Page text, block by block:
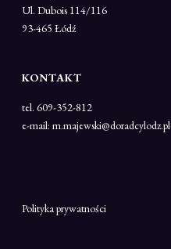
Ul. Dubois 114/116
93-465 Łódź
KONTAKT
tel. 609-352-812
e-mail: m.majewski@doradcylodz.pl
Polityka prywatności